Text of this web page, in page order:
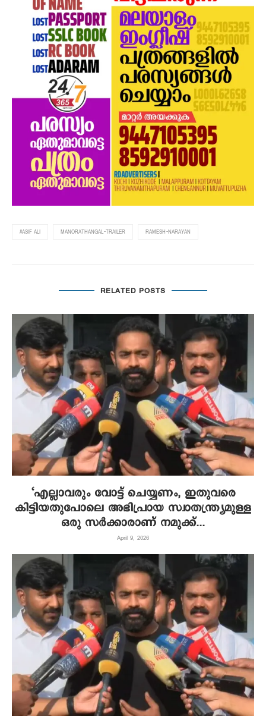
#ASIF ALI MANORATHANGAL-TRAILER RAMESH-NARAYAN
RELATED POSTS
‘എല്ലാവരും വോട്ട് ചെയ്യണം, ഇതുവരെ
കിട്ടിയതുപോലെ അഭിപ്രായ സ്വാതന്ത്ര്യമുള്ള
ഒരു സർക്കാരാണ് നമുക്ക്...
April 9, 2026